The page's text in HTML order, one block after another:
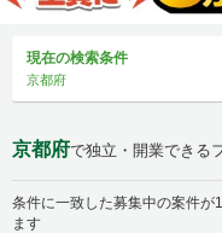
現在の検索条件
京都府
京都府で独立・開業できる
条件に一致した募集中の案件
ます